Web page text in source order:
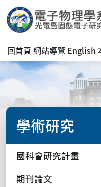
回首頁 網站導覽 English
學術研究
國科會研究計畫
期刊論文